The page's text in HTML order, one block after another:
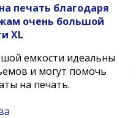
печать благодаря
очень большой
XL
емкости идеальны
и могут помочь
на печать.